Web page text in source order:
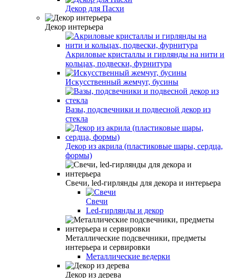
Декор для Пасхи
Декор интерьера
Акриловые кристаллы и гирлянды на нити и
кольцах, подвески, фурнитура
Искусственный жемчуг, бусины
Вазы, подсвечники и подвесной декор из
стекла
Декор из акрила (пластиковые шары, сердца,
формы)
Свечи, led-гирлянды для декора и интерьера
Свечи
Led-гирлянды и декор
Металлические подсвечники, предметы
интерьера и сервировки
Металлические ведерки
Декор из дерева